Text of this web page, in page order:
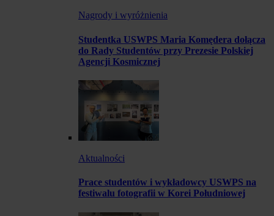
Nagrody i wyróżnienia
Studentka USWPS Maria Komędera dołącza
do Rady Studentów przy Prezesie Polskiej
Agencji Kosmicznej
Aktualności
Prace studentów i wykładowcy USWPS na
festiwalu fotografii w Korei Południowej